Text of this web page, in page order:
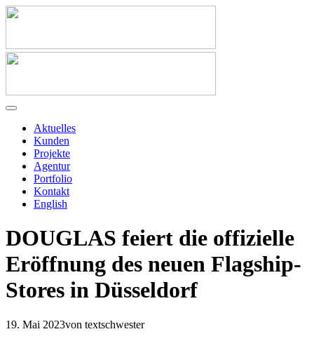
Aktuelles
Kunden
Projekte
Agentur
Portfolio
Kontakt
English
DOUGLAS feiert die offizielle
Eröffnung des neuen Flagship-
Stores in Düsseldorf
19. Mai 2023von textschwester